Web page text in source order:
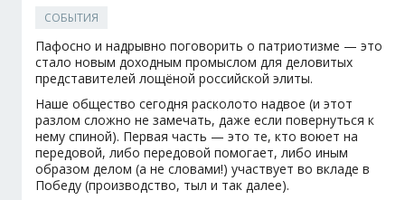
СОБЫТИЯ
Пафосно и надрывно поговорить о патриотизме — это
стало новым доходным промыслом для деловитых
представителей лощёной российской элиты.
Наше общество сегодня расколото надвое (и этот
разлом сложно не замечать, даже если повернуться к
нему спиной). Первая часть — это те, кто воюет на
передовой, либо передовой помогает, либо иным
образом делом (а не словами!) участвует во вкладе в
Победу (производство, тыл и так далее).